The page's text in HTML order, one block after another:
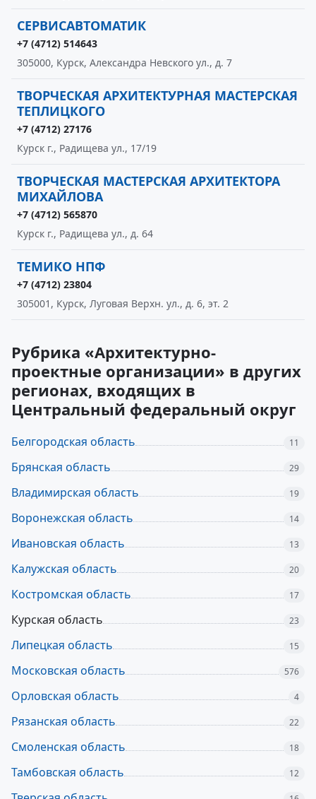
СЕРВИСАВТОМАТИК
+7 (4712) 514643
305000, Курск, Александра Невского ул., д. 7
ТВОРЧЕСКАЯ АРХИТЕКТУРНАЯ МАСТЕРСКАЯ
ТЕПЛИЦКОГО
+7 (4712) 27176
Курск г., Радищева ул., 17/19
ТВОРЧЕСКАЯ МАСТЕРСКАЯ АРХИТЕКТОРА
МИХАЙЛОВА
+7 (4712) 565870
Курск г., Радищева ул., д. 64
ТЕМИКО НПФ
+7 (4712) 23804
305001, Курск, Луговая Верхн. ул., д. 6, эт. 2
Рубрика «Архитектурно-
проектные организации» в других
регионах, входящих в
Центральный федеральный округ
Белгородская область 11
Брянская область 29
Владимирская область 19
Воронежская область 14
Ивановская область 13
Калужская область 20
Костромская область 17
Курская область 23
Липецкая область 15
Московская область 576
Орловская область 4
Рязанская область 22
Смоленская область 18
Тамбовская область 12